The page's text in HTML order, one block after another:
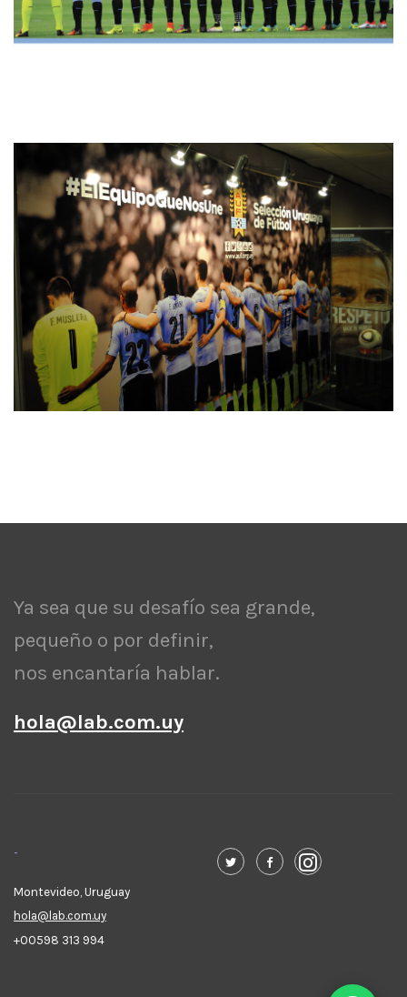
Ya sea que su desafío sea grande,
pequeño o por definir,
nos encantaría hablar.
hola@lab.com.uy
-
Montevideo, Uruguay
hola@lab.com.uy
+00598 313 994